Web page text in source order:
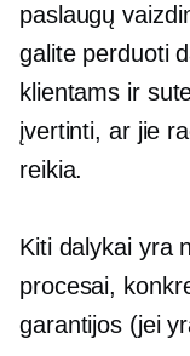
paslaugų
galite perduoti
klientams ir
įvertinti, ar jie
reikia.
Kiti dalykai yra
procesai,
garantijos (jei